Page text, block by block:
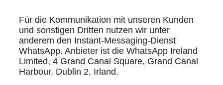
Für die Kommunikation mit unseren Kunden
und sonstigen Dritten nutzen wir unter
anderem den Instant-Messaging-Dienst
WhatsApp. Anbieter ist die WhatsApp Ireland
Limited, 4 Grand Canal Square, Grand Canal
Harbour, Dublin 2, Irland.